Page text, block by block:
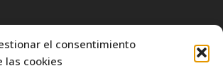
el consentimiento
las cookies